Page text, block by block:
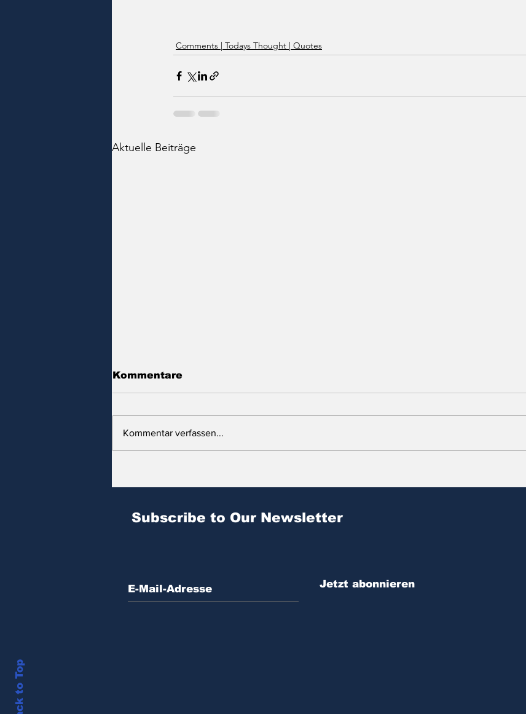
Comments | Todays Thought | Quotes
Aktuelle Beiträge
Kommentare
Kommentar verfassen...
Back to Top
Subscribe to Our Newsletter
Jetzt abonnieren